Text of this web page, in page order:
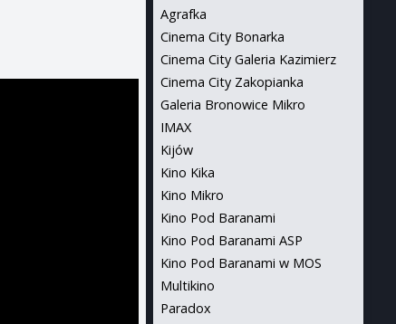
Agrafka
Cinema City Bonarka
Cinema City Galeria Kazimierz
Cinema City Zakopianka
Galeria Bronowice Mikro
IMAX
Kijów
Kino Kika
Kino Mikro
Kino Pod Baranami
Kino Pod Baranami ASP
Kino Pod Baranami w MOS
Multikino
Paradox